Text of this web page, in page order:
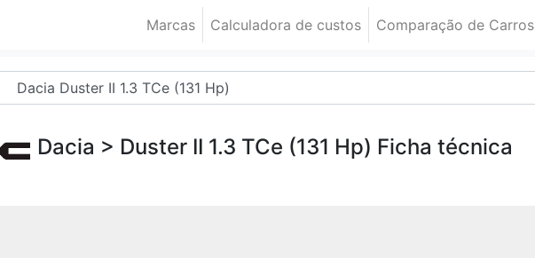
Marcas Calculadora de custos Comparação de Carros
Dacia > Duster II 1.3 TCe (131 Hp) Ficha técnica